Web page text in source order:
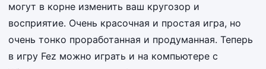
могут в корне изменить ваш кругозор и
восприятие. Очень красочная и простая игра, но
очень тонко проработанная и продуманная. Теперь
в игру Fez можно играть и на компьютере с